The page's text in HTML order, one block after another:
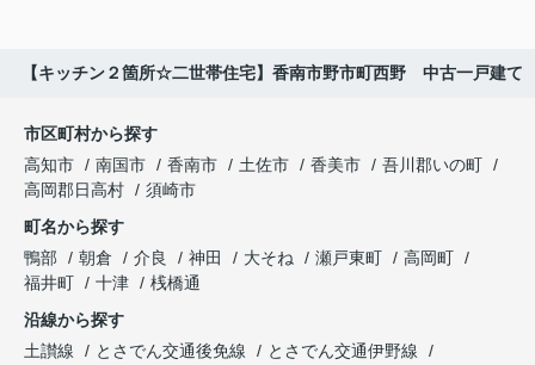
【キッチン２箇所☆二世帯住宅】香南市野市町西野 中古一戸建て
市区町村から探す
高知市
南国市 香南市 土佐市 香美市
吾川郡いの町
高岡郡日高村
須崎市
町名から探す
鴨部
朝倉 介良 神田 大そね 瀬戸東町
高岡町
福井町
十津
桟橋通
沿線から探す
土讃線
とさでん交通後免線
とさでん交通伊野線